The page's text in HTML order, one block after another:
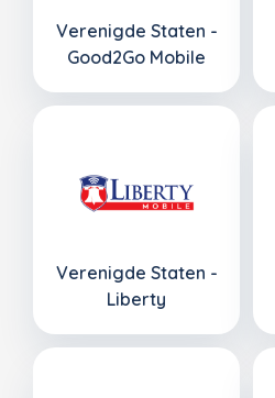
Verenigde Staten -
Good2Go Mobile
Verenigde Staten -
Liberty